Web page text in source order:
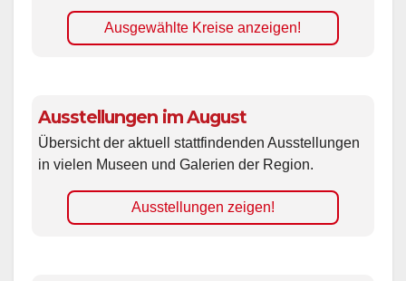
Ausgewählte Kreise anzeigen!
Ausstellungen im August
Übersicht der aktuell stattfindenden Ausstellungen
in vielen Museen und Galerien der Region.
Ausstellungen zeigen!